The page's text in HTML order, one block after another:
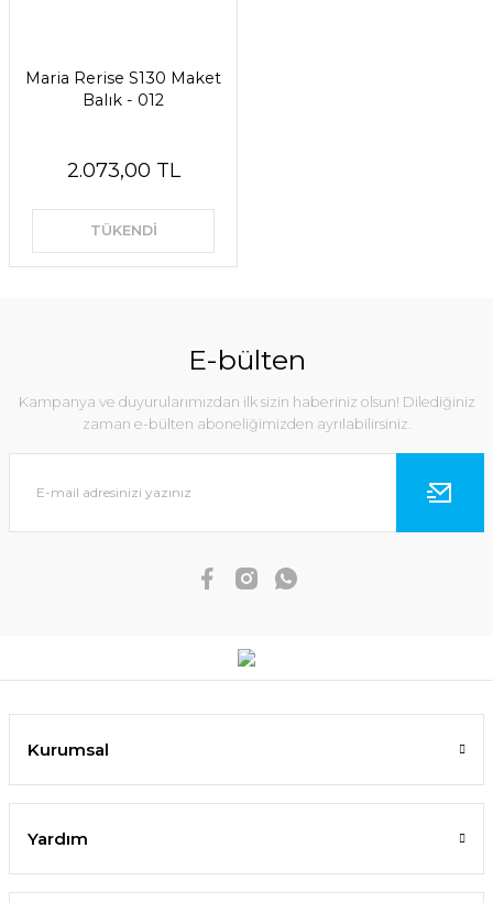
Maria Rerise S130 Maket
Balık - 012
2.073,00 TL
TÜKENDİ
E-bülten
Kampanya ve duyurularımızdan ilk sizin haberiniz olsun! Dilediğiniz
zaman e-bülten aboneliğimizden ayrılabilirsiniz.
Kurumsal
Yardım